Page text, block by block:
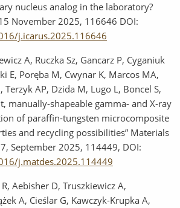
nucleus analog in the laboratory?
November 2025, 116646 DOI:
j.icarus.2025.116646
A, Ruczka Sz, Gancarz P, Cyganiuk
E, Poręba M, Cwynar K, Marcos MA,
Terzyk AP, Dzida M, Lugo L, Boncel S,
manually-shapeable gamma- and X-ray
of paraffin-tungsten microcomposite
and recycling possibilities” Materials
September 2025, 114449, DOI:
j.matdes.2025.114449
Aebisher D, Truszkiewicz A,
A, Cieślar G, Kawczyk-Krupka A,